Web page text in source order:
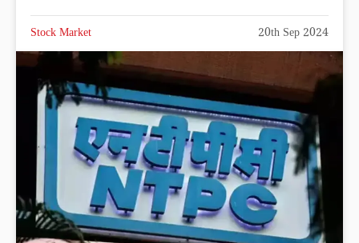
Stock Market 20th Sep 2024